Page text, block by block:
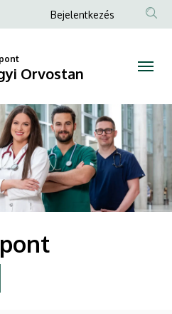
Anonim
menüje
Bejelentkezés
Orvostan